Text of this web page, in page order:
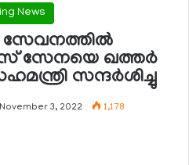
News
സേനയെ ഖത്തര്‍
സന്ദര്‍ശിച്ചു
November 3, 2022 1,178